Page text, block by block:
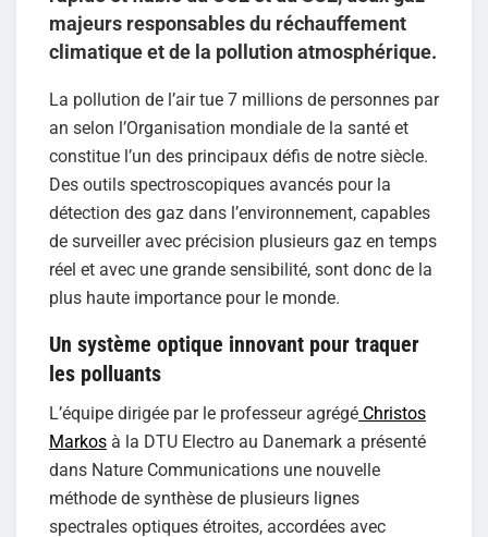
majeurs responsables du réchauffement
climatique et de la pollution atmosphérique.
La pollution de l’air tue 7 millions de personnes par
an selon l’Organisation mondiale de la santé et
constitue l’un des principaux défis de notre siècle.
Des outils spectroscopiques avancés pour la
détection des gaz dans l’environnement, capables
de surveiller avec précision plusieurs gaz en temps
réel et avec une grande sensibilité, sont donc de la
plus haute importance pour le monde.
Un système optique innovant pour traquer
les polluants
L’équipe dirigée par le professeur agrégé Christos
Markos à la DTU Electro au Danemark a présenté
dans Nature Communications une nouvelle
méthode de synthèse de plusieurs lignes
spectrales optiques étroites, accordées avec